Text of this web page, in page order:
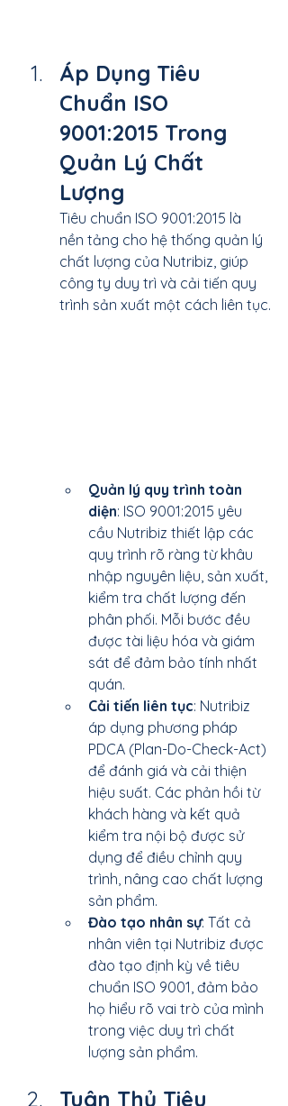
Áp Dụng Tiêu
Chuẩn ISO
9001:2015 Trong
Quản Lý Chất
Lượng
Tiêu chuẩn ISO 9001:2015 là
nền tảng cho hệ thống quản lý
chất lượng của Nutribiz, giúp
công ty duy trì và cải tiến quy
trình sản xuất một cách liên tục.
Quản lý quy trình toàn
diện: ISO 9001:2015 yêu
cầu Nutribiz thiết lập các
quy trình rõ ràng từ khâu
nhập nguyên liệu, sản xuất,
kiểm tra chất lượng đến
phân phối. Mỗi bước đều
được tài liệu hóa và giám
sát để đảm bảo tính nhất
quán.
Cải tiến liên tục: Nutribiz
áp dụng phương pháp
PDCA (Plan-Do-Check-Act)
để đánh giá và cải thiện
hiệu suất. Các phản hồi từ
khách hàng và kết quả
kiểm tra nội bộ được sử
dụng để điều chỉnh quy
trình, nâng cao chất lượng
sản phẩm.
Đào tạo nhân sự: Tất cả
nhân viên tại Nutribiz được
đào tạo định kỳ về tiêu
chuẩn ISO 9001, đảm bảo
họ hiểu rõ vai trò của mình
trong việc duy trì chất
lượng sản phẩm.
Tuân Thủ Tiêu